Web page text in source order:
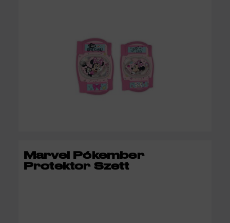
Marvel Pókember
Protektor Szett